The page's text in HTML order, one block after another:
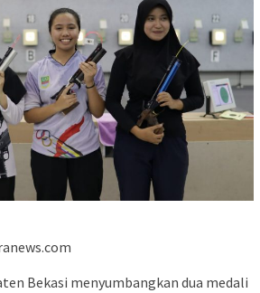
Bekasi menyumbangkan dua medali